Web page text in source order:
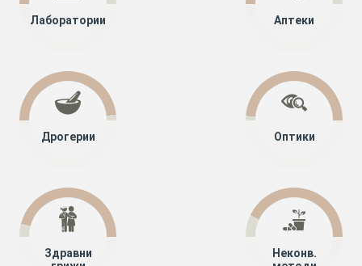
Лаборатории Аптеки
Дрогерии Оптики
Здравни
Неконв.